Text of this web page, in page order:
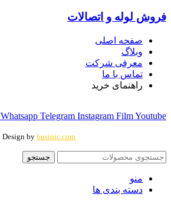
فروش لوله و اتصالات
صفحه اصلی
وبلاگ
معرفی شرکت
تماس با ما
راهنمای خرید
Whatsapp Telegram Instagram FilmYoutube
Design by businic.com
جستجو
منو
دسته بندی ها